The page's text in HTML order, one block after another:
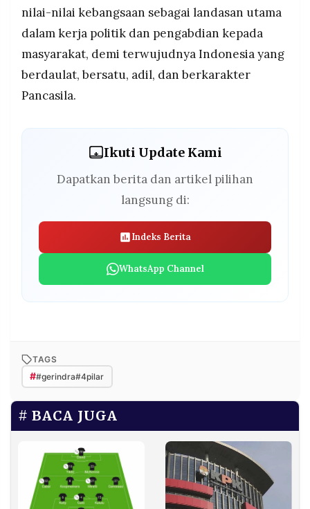
nilai-nilai kebangsaan sebagai landasan utama
dalam kerja politik dan pengabdian kepada
masyarakat, demi terwujudnya Indonesia yang
berdaulat, bersatu, adil, dan berkarakter
Pancasila.
Ikuti Update Kami
Dapatkan berita dan artikel pilihan
langsung di:
Indeks Berita
WhatsApp Channel
TAGS
##gerindra#4pilar
BACA JUGA